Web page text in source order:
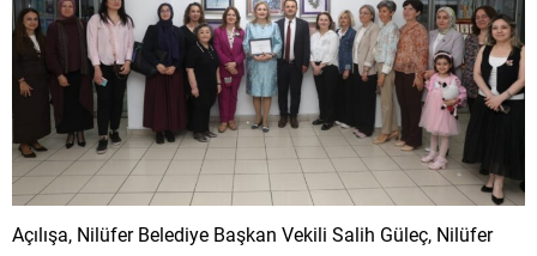
Açılışa, Nilüfer Belediye Başkan Vekili Salih Güleç, Nilüfer